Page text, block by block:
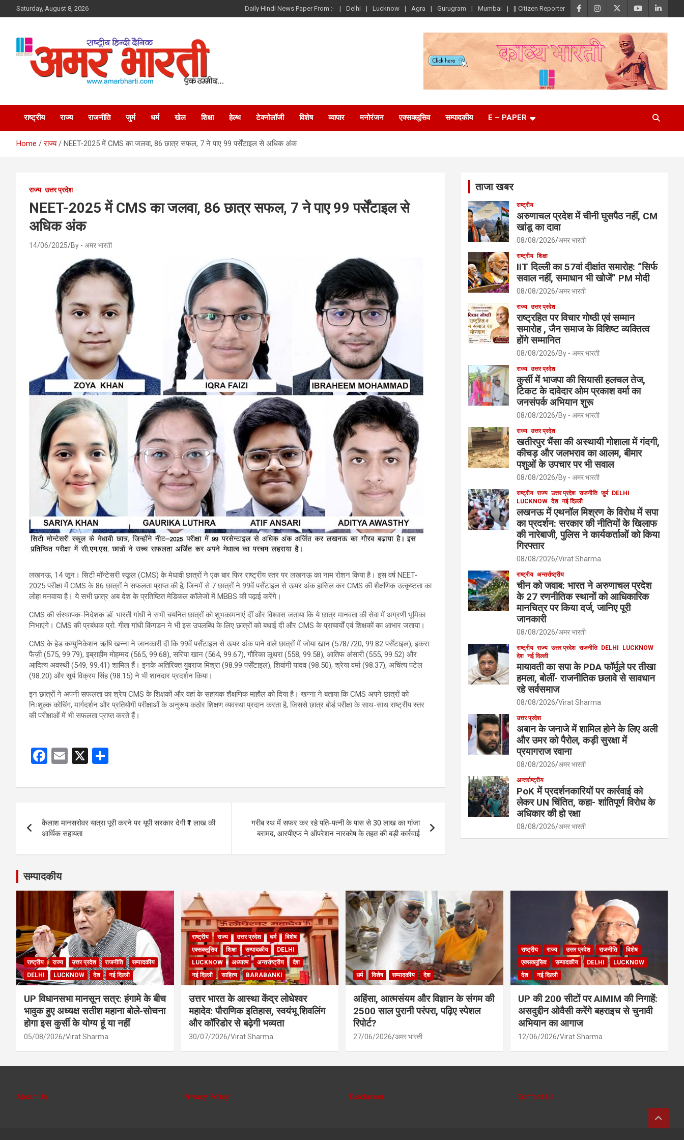
to
Saturday, August 8, 2026 Daily Hindi News Paper From :- Delhi Lucknow Agra Gurugram Mumbai || Citizen Reporter
Amar Bharti Media
Group
राष्ट्रीय राज्य राजनीति जुर्म धर्म खेल शिक्षा हेल्थ टेक्नोलॉजी विशेष व्यापार मनोरंजन एक्सक्लूसिव सम्पादकीय E – PAPER
Home राज्य NEET-2025 में CMS का जलवा, 86 छात्र सफल, 7 ने पाए 99 पर्सेंटाइल से अधिक अंक
राज्य उत्तर प्रदेश
NEET-2025 में CMS का जलवा, 86 छात्र सफल, 7 ने पाए 99 पर्सेंटाइल से
अधिक अंक
14/06/2025 By - अमर भारती
लखनऊ, 14 जून। सिटी मॉन्टेसरी स्कूल (CMS) के मेधावी छात्रों ने एक बार फिर राष्ट्रीय स्तर पर लखनऊ का नाम रोशन किया है। इस वर्ष NEET-
2025 परीक्षा में CMS के 86 छात्रों ने सफलता प्राप्त की है, जिनमें से 7 छात्रों ने 99वें पर्सेंटाइल से ऊपर अंक हासिल कर CMS की शैक्षणिक उत्कृष्टता का
लोहा मनवाया है। ये सभी छात्र अब देश के प्रतिष्ठित मेडिकल कॉलेजों में MBBS की पढ़ाई करेंगे।
CMS की संस्थापक-निदेशक डॉ. भारती गांधी ने सभी चयनित छात्रों को शुभकामनाएं दीं और विश्वास जताया कि ये छात्र मानवता की सेवा में अग्रणी भूमिका
निभाएंगे। CMS की प्रबंधक प्रो. गीता गांधी किंगडन ने भी इस उपलब्धि के लिए छात्रों को बधाई दी और CMS के प्राचार्यों एवं शिक्षकों का आभार जताया।
CMS के हेड कम्युनिकेशन ऋषि खन्ना ने जानकारी दी कि 99वें पर्सेंटाइल से ऊपर अंक पाने वाले छात्रों में जोया खान (578/720, 99.82 पर्सेंटाइल), इकरा
फैज़ी (575, 99.79), इब्राहीम मोहम्मद (565, 99.68), सरिया खान (564, 99.67), गौरिका लूथरा (558, 99.58), आतिफ अंसारी (555, 99.52) और
आदित्य अवस्थी (549, 99.41) शामिल हैं। इनके अतिरिक्त युवराज मिश्रा (98.99 पर्सेंटाइल), शिवांगी यादव (98.50), श्रेया वर्मा (98.37), अचिंत्य पटेल
(98.20) और सूर्य विक्रम सिंह (98.15) ने भी शानदार प्रदर्शन किया।
इन छात्रों ने अपनी सफलता का श्रेय CMS के शिक्षकों और वहां के सहायक शैक्षणिक माहौल को दिया है। खन्ना ने बताया कि CMS अपने छात्रों को
निःशुल्क कोचिंग, मार्गदर्शन और प्रतियोगी परीक्षाओं के अनुरूप कठोर शिक्षण व्यवस्था प्रदान करता है, जिससे छात्र बोर्ड परीक्षा के साथ-साथ राष्ट्रीय स्तर
की परीक्षाओं में भी सफलता प्राप्त करते हैं।
F
ce
o
o
k
E
ail
X
ar
navigation
कैलाश मानसरोवर यात्रा पूरी करने पर यूपी सरकार देगी ₹1 लाख की
आर्थिक सहायता
गरीब रथ में सफर कर रहे पति-पत्नी के पास से 30 लाख का गांजा
बरामद, आरपीएफ ने ऑपरेशन नारकोष के तहत की बड़ी कार्रवाई
ताजा खबर
राष्ट्रीय
अरुणाचल प्रदेश में चीनी घुसपैठ नहीं, CM
खांडू का दावा
08/08/2026 अमर भारती
राष्ट्रीय शिक्षा
IIT दिल्ली का 57वां दीक्षांत समारोह: “सिर्फ
सवाल नहीं, समाधान भी खोजें” PM मोदी
08/08/2026 अमर भारती
राज्य उत्तर प्रदेश
राष्ट्रहित पर विचार गोष्ठी एवं सम्मान
समारोह , जैन समाज के विशिष्ट व्यक्तित्व
होंगे सम्मानित
08/08/2026 By - अमर भारती
राज्य उत्तर प्रदेश
कुर्सी में भाजपा की सियासी हलचल तेज,
टिकट के दावेदार ओम प्रकाश वर्मा का
जनसंपर्क अभियान शुरू
08/08/2026 By - अमर भारती
राज्य उत्तर प्रदेश
खतीरपुर भैंसा की अस्थायी गोशाला में गंदगी,
कीचड़ और जलभराव का आलम, बीमार
पशुओं के उपचार पर भी सवाल
08/08/2026 By - अमर भारती
राष्ट्रीय राज्य उत्तर प्रदेश राजनीति जुर्म
DELHI
LUCKNOW देश नई दिल्ली
लखनऊ में एथनॉल मिश्रण के विरोध में सपा
का प्रदर्शन: सरकार की नीतियों के खिलाफ
की नारेबाजी, पुलिस ने कार्यकर्ताओं को किया
गिरफ्तार
08/08/2026 Virat Sharma
राष्ट्रीय अन्तर्राष्ट्रीय
चीन को जवाब: भारत ने अरुणाचल प्रदेश
के 27 रणनीतिक स्थानों को आधिकारिक
मानचित्र पर किया दर्ज, जानिए पूरी
जानकारी
08/08/2026 अमर भारती
राष्ट्रीय राज्य उत्तर प्रदेश राजनीति DELHI
LUCKNOW
देश नई दिल्ली
मायावती का सपा के PDA फॉर्मूले पर तीखा
हमला, बोलीं- राजनीतिक छलावे से सावधान
रहे सर्वसमाज
08/08/2026 Virat Sharma
उत्तर प्रदेश
अबान के जनाजे में शामिल होने के लिए अली
और उमर को पैरोल, कड़ी सुरक्षा में
प्रयागराज रवाना
08/08/2026 अमर भारती
अन्तर्राष्ट्रीय
PoK में प्रदर्शनकारियों पर कार्रवाई को
लेकर UN चिंतित, कहा- शांतिपूर्ण विरोध के
अधिकार की हो रक्षा
08/08/2026 अमर भारती
सम्पादकीय
राष्ट्रीय राज्य उत्तर प्रदेश राजनीति
सम्पादकीय
DELHI
LUCKNOW देश नई दिल्ली
UP विधानसभा मानसून सत्र: हंगामे के बीच
भावुक हुए अध्यक्ष सतीश महाना बोले-सोचना
होगा इस कुर्सी के योग्य हूं या नहीं
05/08/2026 Virat Sharma
राष्ट्रीय राज्य उत्तर प्रदेश धर्म
विशेष
एक्सक्लूसिव
शिक्षा सम्पादकीय
DELHI
LUCKNOW
अध्यात्म अन्तर्राष्ट्रीय
देश
नई दिल्ली
साहित्य BARABANKI
उत्तर भारत के आस्था केंद्र लोधेश्वर
महादेव: पौराणिक इतिहास, स्वयंभू शिवलिंग
और कॉरिडोर से बढ़ेगी भव्यता
30/07/2026 Virat Sharma
धर्म विशेष सम्पादकीय देश
अहिंसा, आत्मसंयम और विज्ञान के संगम की
2500 साल पुरानी परंपरा, पढ़िए स्पेशल
रिपोर्ट?
27/06/2026 अमर भारती
राष्ट्रीय राज्य उत्तर प्रदेश राजनीति
विशेष
एक्सक्लूसिव
सम्पादकीय DELHI
LUCKNOW
देश
नई दिल्ली
UP की 200 सीटों पर AIMIM की निगाहें:
असदुद्दीन ओवैसी करेंगे बहराइच से चुनावी
अभियान का आगाज
12/06/2026 Virat Sharma
About Us Privacy Policy Disclaimer Contact Us